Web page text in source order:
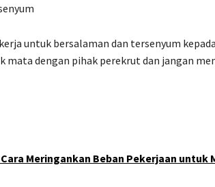
untuk bersalaman dan tersenyum
mata dengan pihak perekrut dan jangan
Meringankan Beban Pekerjaan untuk